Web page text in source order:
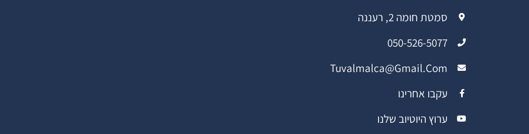
סמטת חומה 2, רעננה
050-526-5077
Tuvalmalca@gmail.com
עקבו אחרינו
ערוץ היוטיוב שלנו